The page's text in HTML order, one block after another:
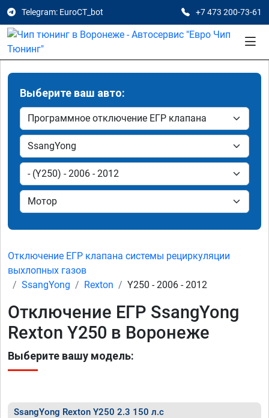
Telegram: EuroCT_bot +7 473 200-73-61
Выберите ваш авто:
Отключение ЕГР клапана системы рециркуляции
выхлопных газов
SsangYong
Rexton Y250 - 2006 - 2012
Отключение ЕГР SsangYong
Rexton Y250 в Воронеже
Выберите вашу модель:
SsangYong Rexton Y250 2.3 150 л.с